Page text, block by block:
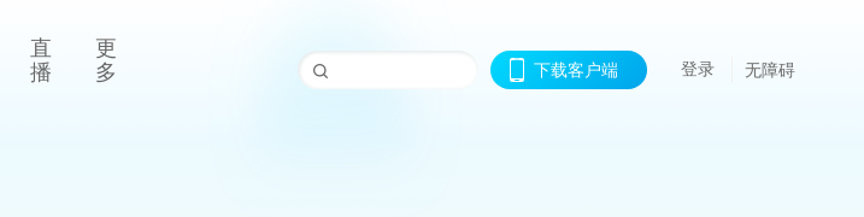
直
播
更
多
下载客户端 登录 无障碍